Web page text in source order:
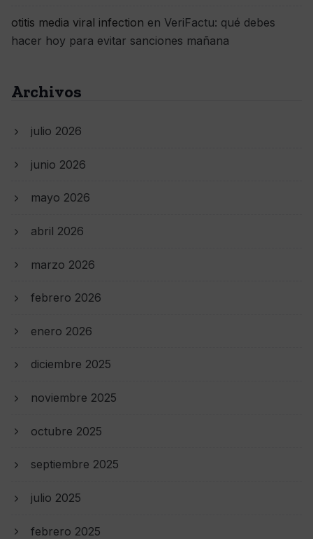
otitis media viral infection en VeriFactu: qué debes
hacer hoy para evitar sanciones mañana
Archivos
julio 2026
junio 2026
mayo 2026
abril 2026
marzo 2026
febrero 2026
enero 2026
diciembre 2025
noviembre 2025
octubre 2025
septiembre 2025
julio 2025
febrero 2025